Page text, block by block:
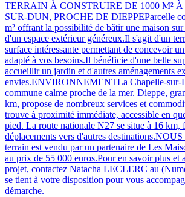
TERRAIN À CONSTRUIRE DE 1000 M²
SUR-DUN, PROCHE DE DIEPPEParcelle
m² offrant la possibilité de bâtir une maison
d'un espace extérieur généreux.Il s'agit d'un
surface intéressante permettant de concevoir
adapté à vos besoins.Il bénéficie d'une belle
accueillir un jardin et d'autres aménagements
envies.ENVIRONNEMENTLa Chapelle-sur-
commune calme proche de la mer. Dieppe,
km, propose de nombreux services et
trouve à proximité immédiate, accessible en
pied. La route nationale N27 se situe à 16 km,
déplacements vers d'autres
terrain est vendu par un partenaire de Les
au prix de 55 000 euros.Pour en savoir plus et
projet, contactez Natacha LECLERC au
se tient à votre disposition pour vous
démarche.